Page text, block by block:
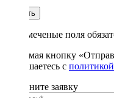
Купить
* - отмеченые поля
Нажимая кнопку
соглашаетесь с
Заполните заявку